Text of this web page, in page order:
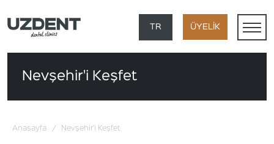
×
ÜYELİK
TR
EN
Nevşehir'i Keşfet
Anasayfa / Nevşehir'i Keşfet